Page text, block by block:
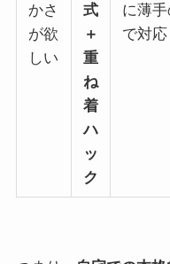
かさ
が欲
しい
式
＋
重
ね
着
ハ
ッ
ク
に薄
で対応